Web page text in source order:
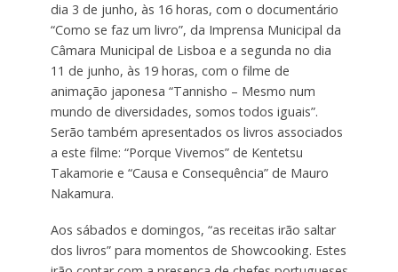
dia 3 de junho, às 16 horas, com o documentário
“Como se faz um livro”, da Imprensa Municipal da
Câmara Municipal de Lisboa e a segunda no dia
11 de junho, às 19 horas, com o filme de
animação japonesa “Tannisho – Mesmo num
mundo de diversidades, somos todos iguais”.
Serão também apresentados os livros associados
a este filme: “Porque Vivemos” de Kentetsu
Takamorie e “Causa e Consequência” de Mauro
Nakamura.
Aos sábados e domingos, “as receitas irão saltar
dos livros” para momentos de Showcooking. Estes